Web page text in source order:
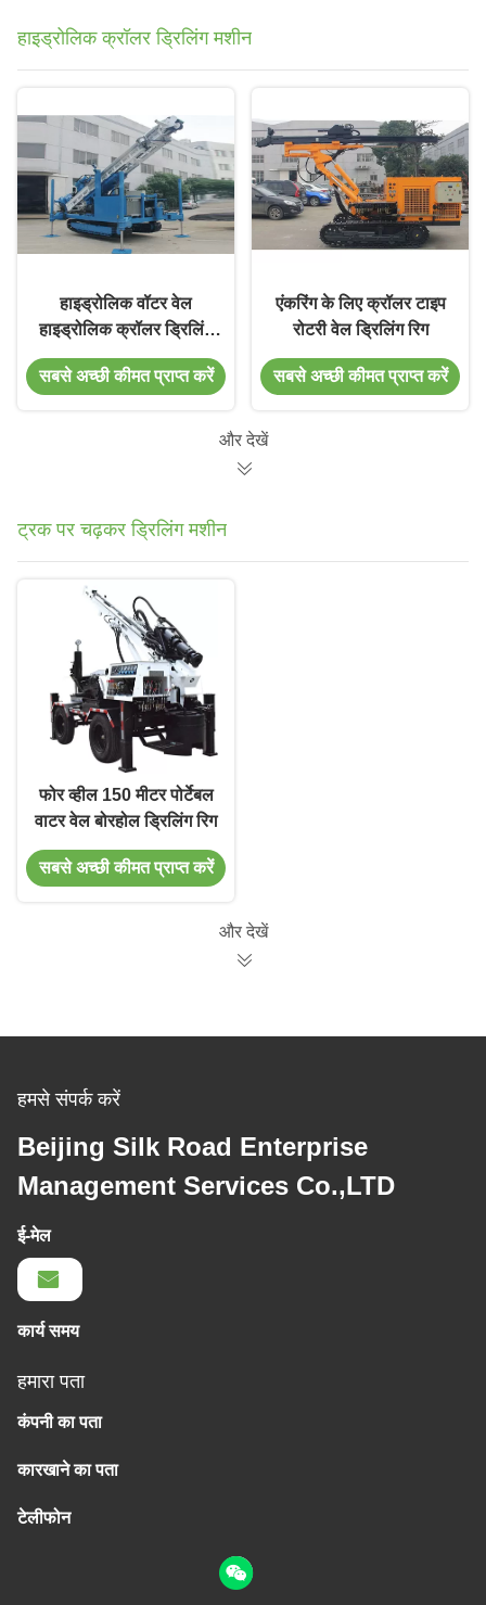
हाइड्रोलिक क्रॉलर ड्रिलिंग मशीन
हाइड्रोलिक वॉटर वेल
हाइड्रोलिक क्रॉलर ड्रिलिंग
मशीन
सबसे अच्छी कीमत प्राप्त करें
एंकरिंग के लिए क्रॉलर टाइप
रोटरी वेल ड्रिलिंग रिग
सबसे अच्छी कीमत प्राप्त करें
और देखें
ट्रक पर चढ़कर ड्रिलिंग मशीन
फोर व्हील 150 मीटर पोर्टेबल
वाटर वेल बोरहोल ड्रिलिंग रिग
सबसे अच्छी कीमत प्राप्त करें
और देखें
हमसे संपर्क करें
Beijing Silk Road Enterprise
Management Services Co.,LTD
ई-मेल
कार्य समय
हमारा पता
कंपनी का पता
कारखाने का पता
टेलीफोन